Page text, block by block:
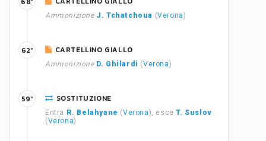
Ammonizione J. Tchatchoua (Verona)
CARTELLINO GIALLO
Ammonizione D. Ghilardi (Verona)
62'
SOSTITUZIONE
Entra R. Belahyane (Verona), esceT. Suslov
(Verona)
59'